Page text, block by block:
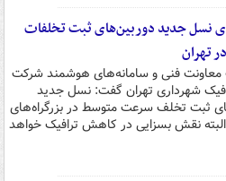
نسل جدید دوربین‌های ثبت تخلفات
تهران
فنی و سامانه‌های هوشمند شرکت
شهرداری تهران گفت: نسل جدید
ثبت تخلف سرعت متوسط در بزرگراه‌های
نقش بسزایی در کاهش ترافیک خواهد